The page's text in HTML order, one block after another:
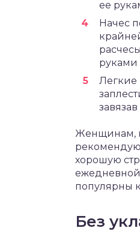
ее
Начес
руками
Легкие
Женщинам,
хорошую
ежедневной
популярны
Без